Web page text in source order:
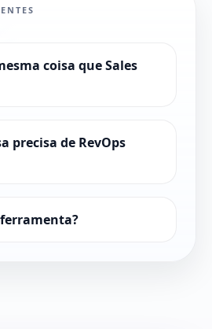
coisa que Sales
precisa de RevOps
ferramenta?